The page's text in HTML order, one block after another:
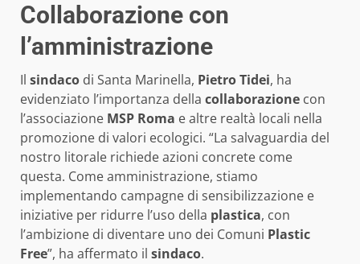
Collaborazione con
l’amministrazione
Il sindaco di Santa Marinella, Pietro Tidei, ha
evidenziato l’importanza della collaborazione con
l’associazione MSP Roma e altre realtà locali nella
promozione di valori ecologici. “La salvaguardia del
nostro litorale richiede azioni concrete come
questa. Come amministrazione, stiamo
implementando campagne di sensibilizzazione e
iniziative per ridurre l’uso della plastica, con
l’ambizione di diventare uno dei Comuni Plastic
Free”, ha affermato il sindaco.